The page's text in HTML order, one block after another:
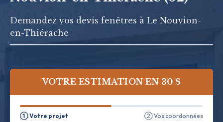
Demandez vos devis fenêtres à Le Nouvion-
en-Thiérache
VOTRE ESTIMATION EN 30 S
① Votre projet ② Vos coordonnées